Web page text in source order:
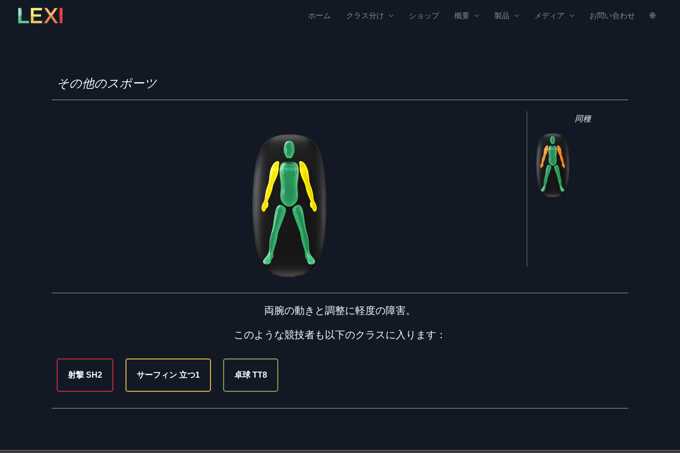
ホーム クラス分け ショップ 概要 製品 メディア お問い合わせ 🌐
その他のスポーツ
同種
両腕の動きと調整に軽度の障害。
このような競技者も以下のクラスに入ります：
射撃 SH2 サーフィン 立つ1 卓球 TT8